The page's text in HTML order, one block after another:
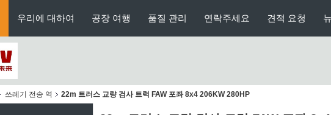
우리에 대하여 공장 여행 품질 관리 연락주세요 견적 요청
쓰레기 전송 역 22m 트러스 교량 검사 트럭 FAW 포좌 8x4 206KW 280HP